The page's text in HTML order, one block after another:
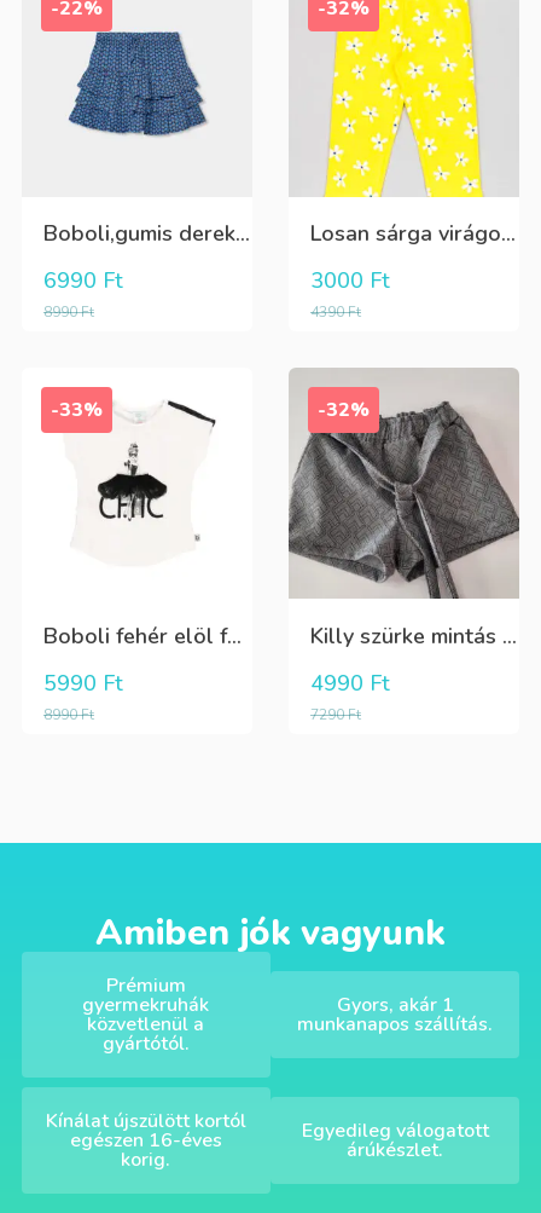
-22%
Boboli,gumis derekú,aktív megkötős,fodros szoknya
8990Ft
6990 Ft
-32%
Losan sárga virágos 3/4-es leggings
4390Ft
3000 Ft
-33%
Boboli fehér elöl fekete tüll+gyöngyös csini póló
8990Ft
5990 Ft
-32%
Killy szürke mintás rövidnadrág
7290Ft
4990 Ft
Amiben jók vagyunk
Prémium
gyermekruhák
közvetlenül a
gyártótól.
Gyors, akár 1
munkanapos szállítás.
Kínálat újszülött kortól
egészen 16-éves
korig.
Egyedileg válogatott
árúkészlet.